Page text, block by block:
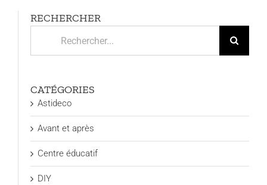
RECHERCHER
CATÉGORIES
Astideco
Avant et après
Centre éducatif
DIY